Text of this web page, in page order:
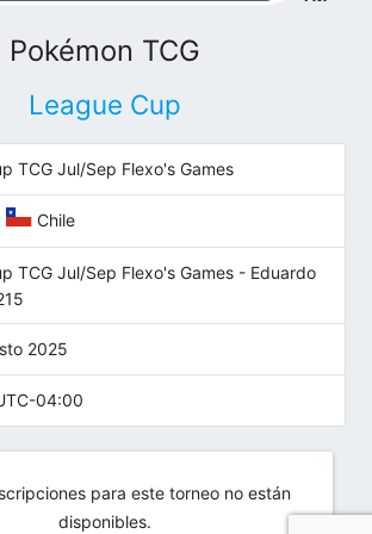
Pokémon TCG
League Cup
TCG Jul/Sep Flexo's Games
Chile
TCG Jul/Sep Flexo's Games - Eduardo
2025
04:00
para este torneo no están
disponibles.